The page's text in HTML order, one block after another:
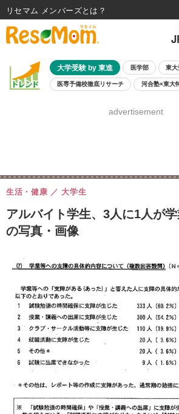
大学受験 by 東進 医学部 東大
医専予備校徹底リサーチ 河合塾×東大
8月開催学校説明会・相談会
advertisement
アルバイト学生、3人に1人が
の写真・画像
生活・健康 大学生
リセマム メンバーズ